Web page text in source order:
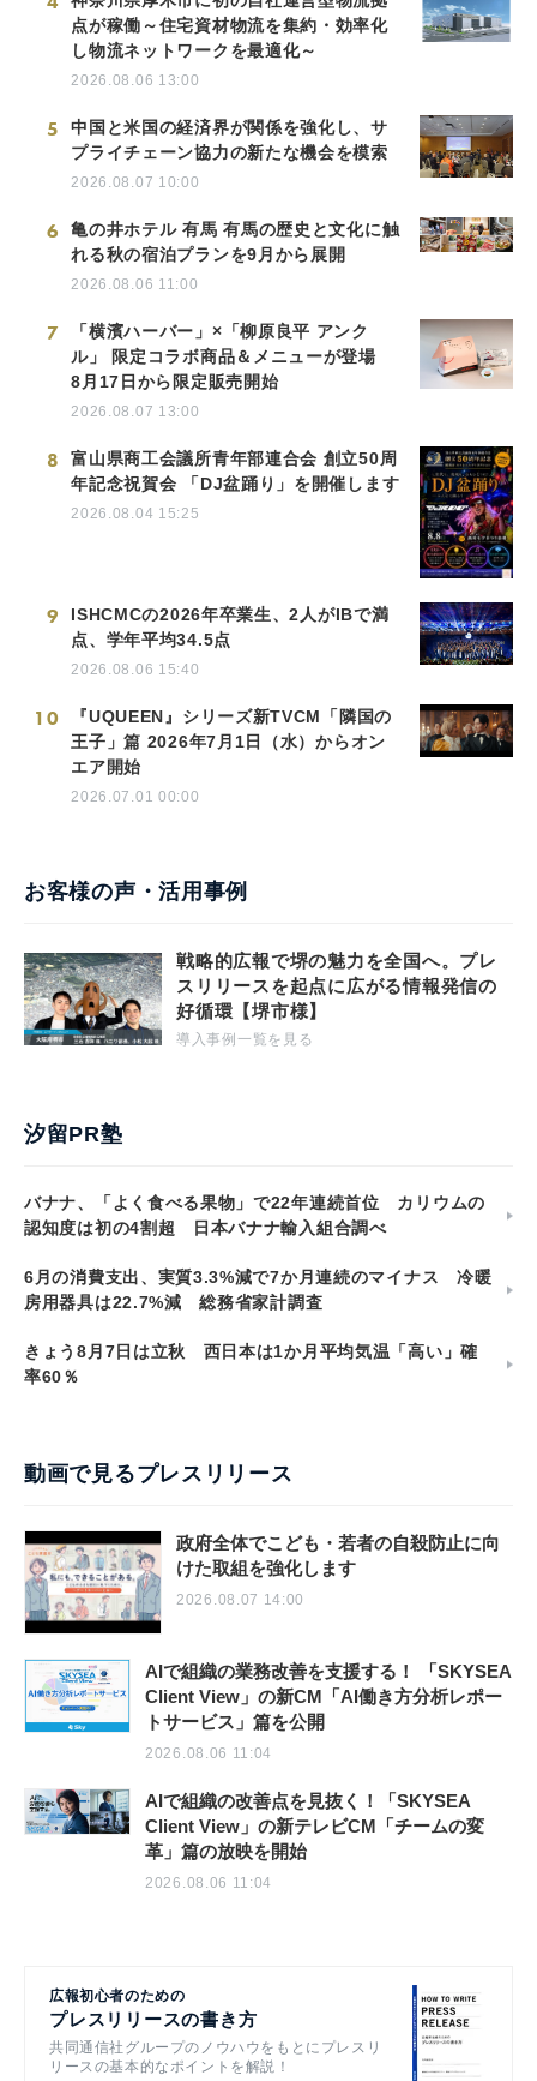
点が稼働～住宅資材物流を集約・効率化
し物流ネットワークを最適化～
2026.08.06 13:00
5
中国と米国の経済界が関係を強化し、サ
プライチェーン協力の新たな機会を模索
2026.08.07 10:00
6
亀の井ホテル 有馬 有馬の歴史と文化に触
れる秋の宿泊プランを9月から展開
2026.08.06 11:00
7
「横濱ハーバー」×「柳原良平 アンク
ル」 限定コラボ商品＆メニューが登場
8月17日から限定販売開始
2026.08.07 13:00
8
富山県商工会議所青年部連合会 創立50周
年記念祝賀会 「DJ盆踊り」を開催します
2026.08.04 15:25
9
ISHCMCの2026年卒業生、2人がIBで満
点、学年平均34.5点
2026.08.06 15:40
10
『UQUEEN』シリーズ新TVCM「隣国の
王子」篇 2026年7月1日（水）からオン
エア開始
2026.07.01 00:00
お客様の声・活用事例
戦略的広報で堺の魅力を全国へ。プレ
スリリースを起点に広がる情報発信の
好循環【堺市様】
導入事例一覧を見る
汐留PR塾
バナナ、「よく食べる果物」で22年連続首位 カリウムの
認知度は初の4割超 日本バナナ輸入組合調べ
6月の消費支出、実質3.3%減で7か月連続のマイナス 冷暖
房用器具は22.7%減 総務省家計調査
きょう8月7日は立秋 西日本は1か月平均気温「高い」確
率60％
動画で見るプレスリリース
政府全体でこども・若者の自殺防止に向
けた取組を強化します
2026.08.07 14:00
AIで組織の業務改善を支援する！ 「SKYSEA
Client View」の新CM「AI働き方分析レポー
トサービス」篇を公開
2026.08.06 11:04
AIで組織の改善点を見抜く！「SKYSEA
Client View」の新テレビCM「チームの変
革」篇の放映を開始
2026.08.06 11:04
広報初心者のための
プレスリリースの書き方
共同通信社グループのノウハウをもとにプレスリ
リースの基本的なポイントを解説！